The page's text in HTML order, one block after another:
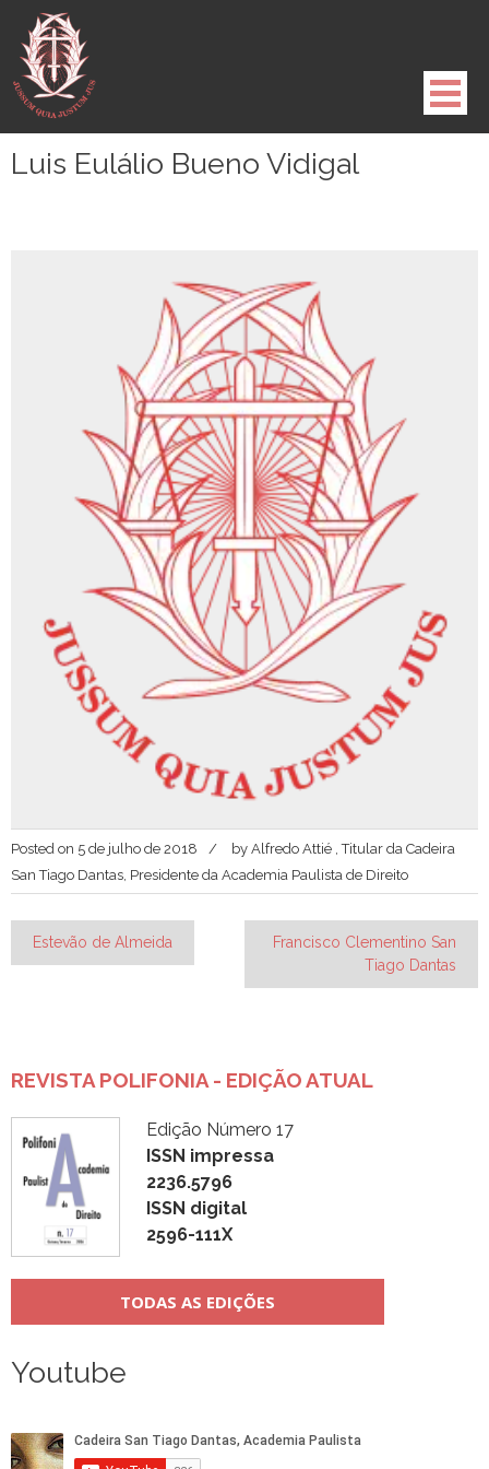
para
conteúdo
Luis Eulálio Bueno Vidigal
Posted on 5 de julho de 2018 by Alfredo Attié , Titular da Cadeira
San Tiago Dantas, Presidente da Academia Paulista de Direito
Navegação
Estevão de Almeida
Francisco Clementino San
Tiago Dantas
REVISTA POLIFONIA - EDIÇÃO ATUAL
Edição Número 17
ISSN impressa
2236.5796
ISSN digital
2596-111X
TODAS AS EDIÇÕES
Youtube